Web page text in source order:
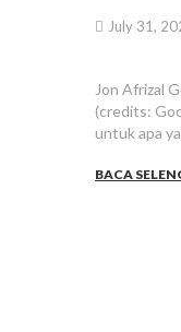
July 31,
Jon Afrizal
(credits:
untuk apa
BACA